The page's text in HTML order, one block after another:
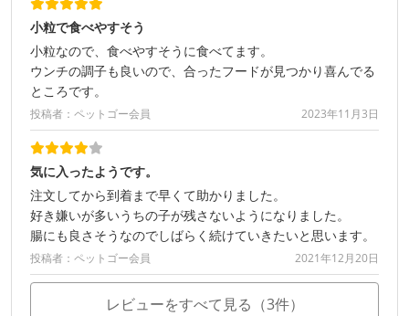
小粒で食べやすそう
小粒なので、食べやすそうに食べてます。
ウンチの調子も良いので、合ったフードが見つかり喜んでる
ところです。
投稿者：ペットゴー会員 2023年11月3日
気に入ったようです。
注文してから到着まで早くて助かりました。
好き嫌いが多いうちの子が残さないようになりました。
腸にも良さそうなのでしばらく続けていきたいと思います。
投稿者：ペットゴー会員 2021年12月20日
レビューをすべて見る（3件）